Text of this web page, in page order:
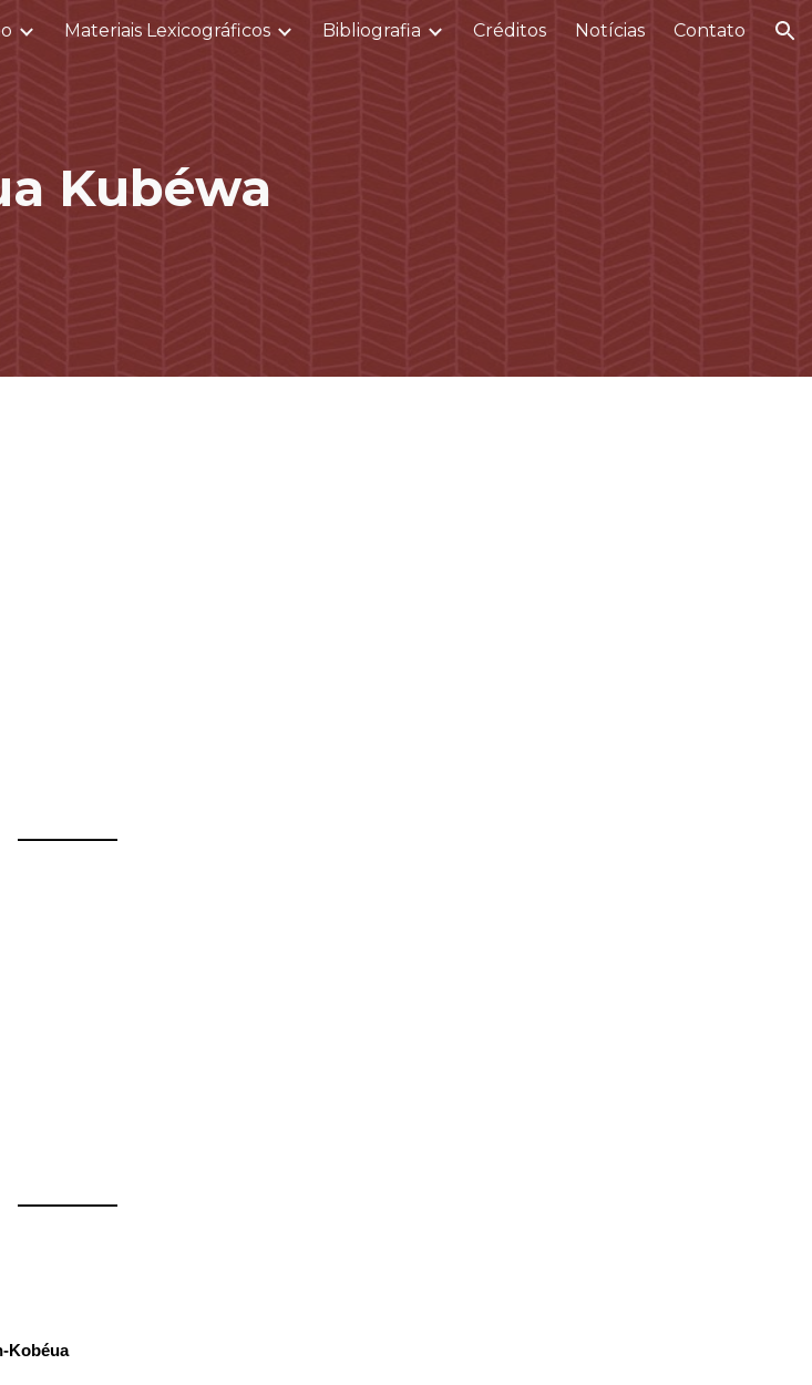
Skip to navigation
Materiais Lexicográficos Bibliografia Créditos Notícias Contato
Kubéwa
——————
——————
Kobéua